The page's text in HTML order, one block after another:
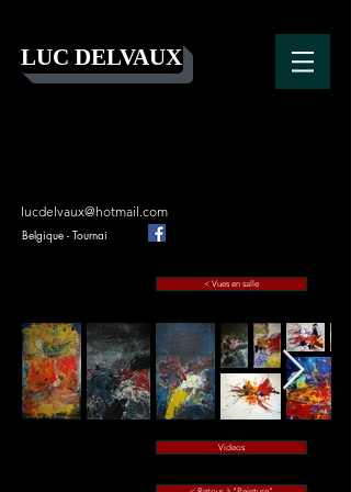
LUC DELVAUX
lucdelvaux@hotmail.com
Belgique - Tournai
< Vues en salle
Videos